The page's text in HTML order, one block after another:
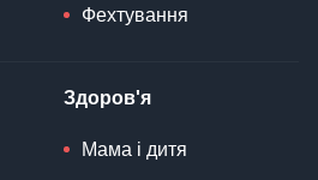
Фехтування
Здоров'я
Мама і дитя